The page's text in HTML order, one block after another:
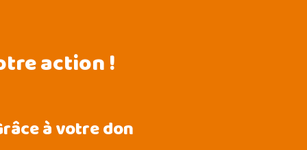
action !
à votre don